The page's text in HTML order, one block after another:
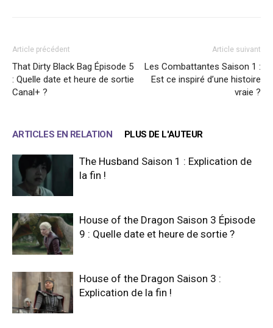
Article précédent
That Dirty Black Bag Épisode 5
: Quelle date et heure de sortie
Canal+ ?
Article suivant
Les Combattantes Saison 1 :
Est ce inspiré d’une histoire
vraie ?
ARTICLES EN RELATION PLUS DE L'AUTEUR
The Husband Saison 1 : Explication de
la fin !
House of the Dragon Saison 3 Épisode
9 : Quelle date et heure de sortie ?
House of the Dragon Saison 3 :
Explication de la fin !